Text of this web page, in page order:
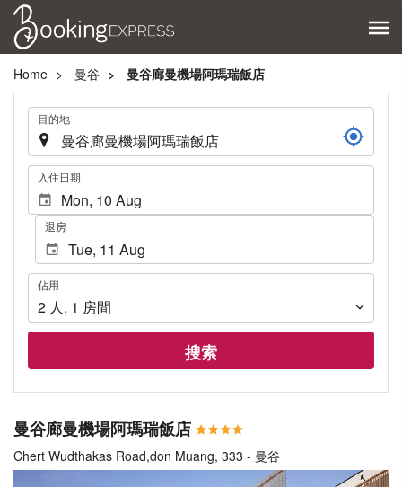
Home 曼谷 曼谷廊曼機場阿瑪瑞飯店
. 目的地
. 入住日期
退房
佔
用
佔用
2 人, 1 房間
搜索
曼谷廊曼機場阿瑪瑞飯店
Chert Wudthakas Road,don Muang, 333 - 曼谷